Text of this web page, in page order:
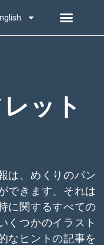
ット
は、めくりのパン
できます、それは
に関するすべての
くつかのイラスト
なヒントの記事を